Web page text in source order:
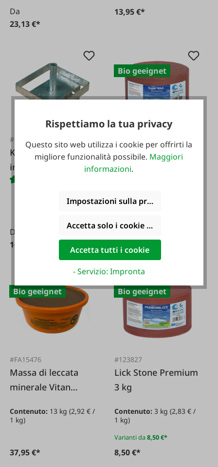
Da
23,13 €*
13,95 €*
#FA61307
KERBL Portapietre
in metallo
Da
16,11 €*
Bio geeignet
#120918
Lickstone SuperMag
3 kg
1 kg)
15,95 €*
Bio geeignet
#FA15476
Massa di leccata
minerale Vitan
Contenuto: 13 kg (2,92 € /
1 kg)
37,95 €*
Bio geeignet
#123827
Lick Stone Premium
3 kg
Contenuto:3 kg(2,83 € /
1 kg)
Varianti da8,50 €*
8,50 €*
Rispettiamo la tua privacy
Questo sito web utilizza i cookie per offrirti la
migliore funzionalità possibile. Maggiori
informazioni.
Impostazioni sulla privacy
Accetta solo i cookie funzionali
Accetta tutti i cookie
- Servizio: Impronta